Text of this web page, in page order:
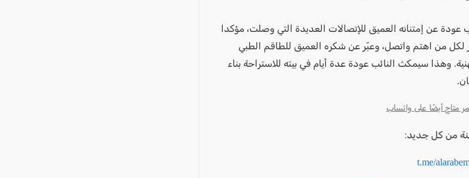
عودة عن إمتنانه العميق للإتصالات العديدة التي وصلت، مؤكدا
لكل من اهتم واتصل، وعبّر عن شكره العميق للطاقم الطبي
وهذا سيمكث النائب عودة عدة أيام في بيته للاستراحة بناء
متاح أيضًا على واتساب
من كل جديد:
t.me/